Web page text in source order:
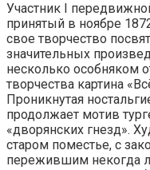
Участник I
принятый в ноябре
свое творчество
значительных
несколько особняком
творчества картина
Проникнутая
продолжает мотив
«дворянских гнезд».
старом поместье, с
пережившим некогда